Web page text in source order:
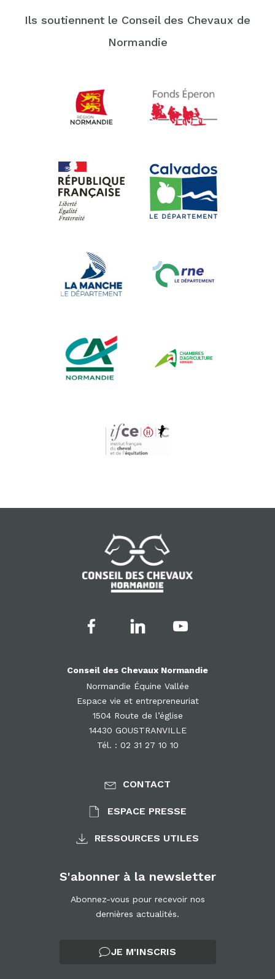
Ils soutiennent le Conseil des Chevaux de
Normandie
Conseil des Chevaux Normandie
Normandie Équine Vallée
Espace vie et entrepreneuriat
1504 Route de l’église
14430 GOUSTRANVILLE
Tél. : 02 31 27 10 10
CONTACT
ESPACE PRESSE
RESSOURCES UTILES
S'abonner à la newsletter
Abonnez-vous pour recevoir nos
dernières actualités.
JE M'INSCRIS